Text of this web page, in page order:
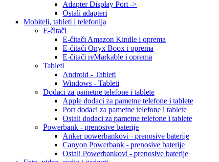
Adapter Display Port ->
Ostali adapteri
Mobiteli, tableti i telefonija
E-čitači
E-čitači Amazon Kindle i oprema
E-čitači Onyx Boox i oprema
E-čitači reMarkable i oprema
Tableti
Android - Tableti
Windows - Tableti
Dodaci za pametne telefone i tablete
Apple dodaci za pametne telefone i tablete
Port dodaci za pametne telefone i tablete
Ostali dodaci za pametne telefone i tablete
Powerbank - prenosive baterije
Anker powerbankovi - prenosive baterije
Canyon Powerbank - prenosive baterije
Ostali Powerbankovi - prenosive baterije